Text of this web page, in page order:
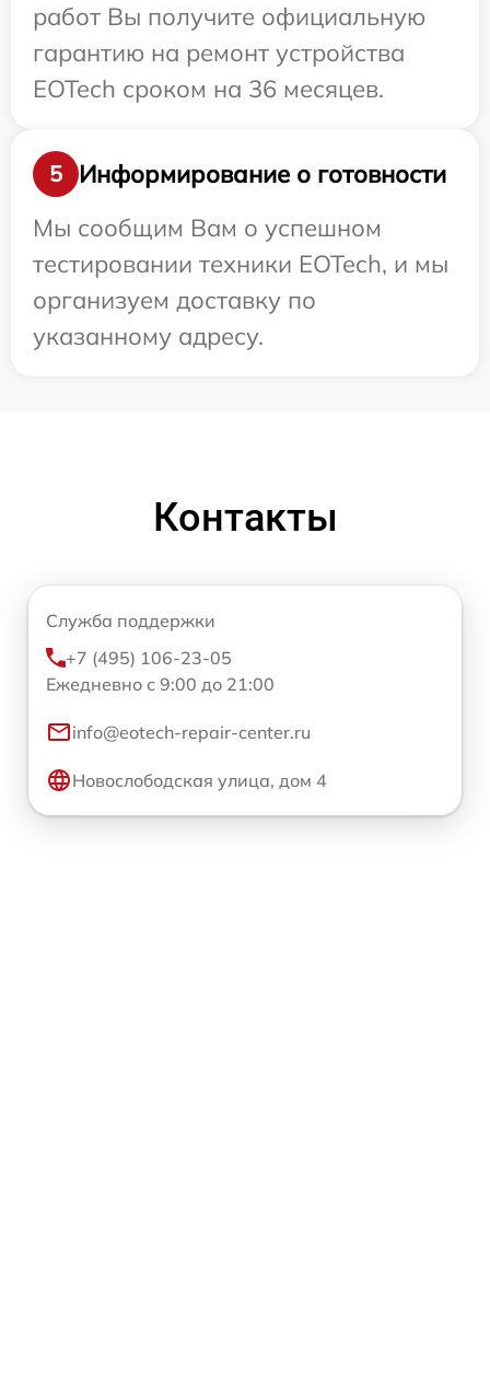
работ Вы получите официальную
гарантию на ремонт устройства
EOTech сроком на 36 месяцев.
5
Информирование о готовности
Мы сообщим Вам о успешном
тестировании техники EOTech, и мы
организуем доставку по
указанному адресу.
Контакты
Служба поддержки
+7 (495) 106-23-05
Ежедневно с 9:00 до 21:00
info@eotech-repair-center.ru
Новослободская улица, дом 4